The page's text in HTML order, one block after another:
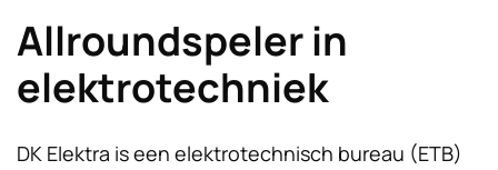
Allroundspeler in
elektrotechniek
DK Elektra is een elektrotechnisch bureau (ETB)